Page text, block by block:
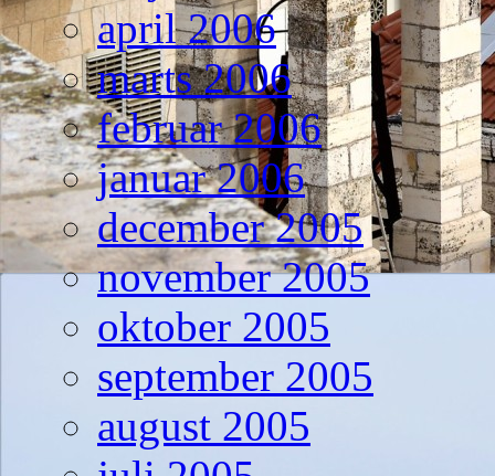
april 2006
marts 2006
februar 2006
januar 2006
december 2005
november 2005
oktober 2005
september 2005
august 2005